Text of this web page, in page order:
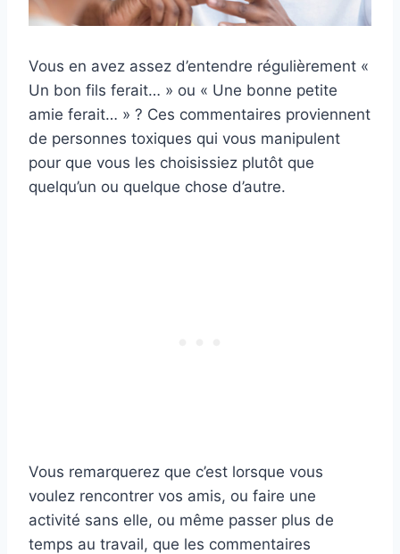
Vous en avez assez d’entendre régulièrement «
Un bon fils ferait… » ou « Une bonne petite
amie ferait… » ? Ces commentaires proviennent
de personnes toxiques qui vous manipulent
pour que vous les choisissiez plutôt que
quelqu’un ou quelque chose d’autre.
Vous remarquerez que c’est lorsque vous
voulez rencontrer vos amis, ou faire une
activité sans elle, ou même passer plus de
temps au travail, que les commentaires